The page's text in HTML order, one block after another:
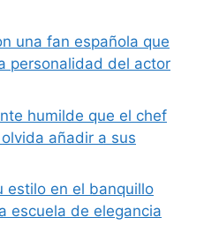
una fan española que
personalidad del actor
humilde que el chef
añadir a sus
estilo en el banquillo
escuela de elegancia